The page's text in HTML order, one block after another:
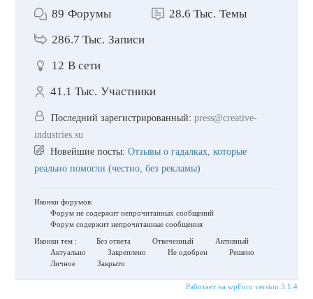
89 Форумы 28.6 Тыс. Темы
286.7 Тыс. Записи
12 В сети
41.1 Тыс. Участники
Последний зарегистрированный: press@creative-
industries.su
Новейшие посты: Отзывы о гадалках, которые
реально помогли (честно, без рекламы)
Иконки форумов:
Форум не содержит непрочитанных сообщений
Форум содержит непрочитанные сообщения
Иконки тем :
Без ответа Отвеченный
Активный
Актуально
Закреплено Не одобрен
Решено
Личное
Закрыто
Работает на wpForo version 3.1.4